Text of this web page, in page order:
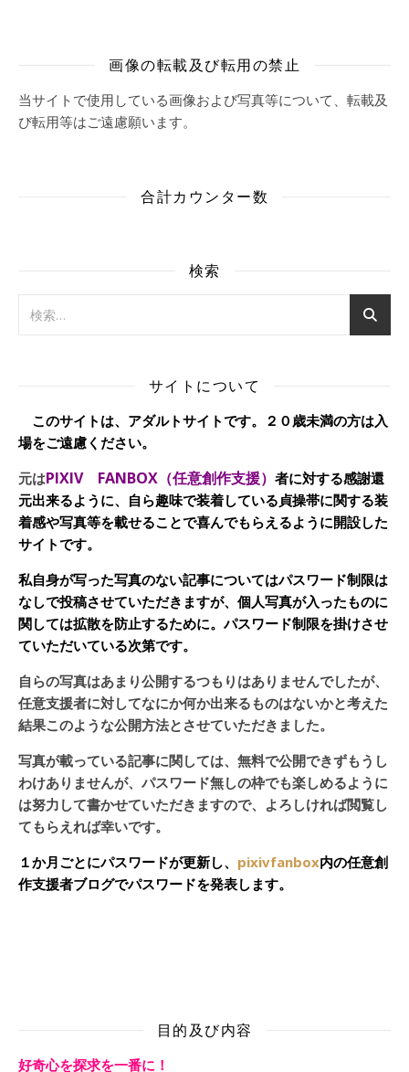
画像の転載及び転用の禁止
当サイトで使用している画像および写真等について、転載及
び転用等はご遠慮願います。
合計カウンター数
検索
サイトについて
このサイトは、アダルトサイトです。２０歳未満の方は入
場をご遠慮ください。
元はPIXIV FANBOX（任意創作支援） 者に対する感謝還
元出来るように、自ら趣味で装着している貞操帯に関する装
着感や写真等を載せることで喜んでもらえるように開設した
サイトです。
私自身が写った写真のない記事についてはパスワード制限は
なしで投稿させていただきますが、個人写真が入ったものに
関しては拡散を防止するために。パスワード制限を掛けさせ
ていただいている次第です。
自らの写真はあまり公開するつもりはありませんでしたが、
任意支援者に対してなにか何か出来るものはないかと考えた
結果このような公開方法とさせていただきました。
写真が載っている記事に関しては、無料で公開できずもうし
わけありませんが、パスワード無しの枠でも楽しめるように
は努力して書かせていただきますので、よろしければ閲覧し
てもらえれば幸いです。
１か月ごとにパスワードが更新し、 pixivfanbox内の任意創
作支援者ブログでパスワードを発表します。
目的及び内容
好奇心を探求を一番に！